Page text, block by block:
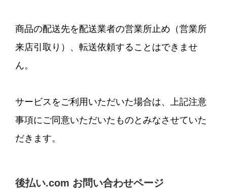
商品の配送先を配送業者の営業所止め（営業所
来店引取り）、転送依頼することはできませ
ん。
サービスをご利用いただいた場合は、上記注意
事項にご同意いただいたものとみなさせていた
だきます。
後払い.com お問い合わせページ